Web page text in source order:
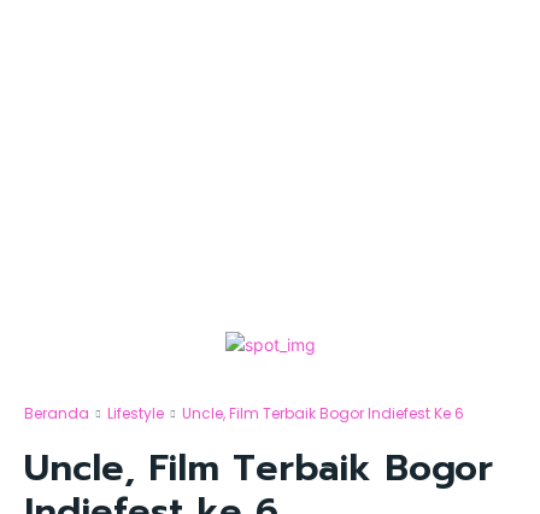
Beranda Lifestyle Uncle, Film Terbaik Bogor Indiefest Ke 6
Uncle, Film Terbaik Bogor